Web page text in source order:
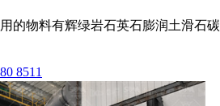
的物料有辉绿岩石英石膨润土滑石
8511